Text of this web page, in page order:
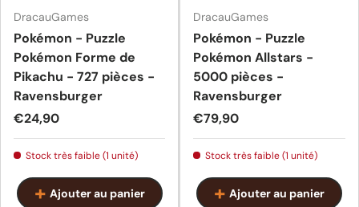
DracauGames
Pokémon - Puzzle
Pokémon Forme de
Pikachu - 727 pièces -
Ravensburger
Prix habituel
€24,90
Stock très faible (1 unité)
Ajouter au panier
DracauGames
Pokémon - Puzzle
Pokémon Allstars -
5000 pièces -
Ravensburger
Prix habituel
€79,90
Stock très faible (1 unité)
Ajouter au panier